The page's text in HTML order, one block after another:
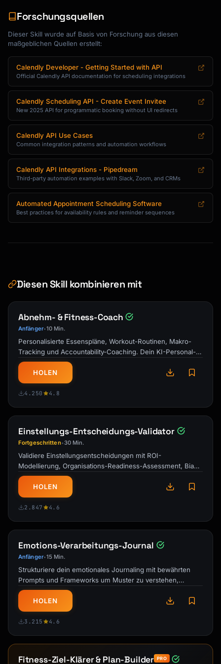
to our call!"
    },
    {
      "id": "consultation",
      "name": "60-Minute Consultation",
      "duration": 60,
      "description": "In-depth strategy
session",
      "color": "#2196F3",
      "location": "Google Meet",
      "price": 150,
      "questions": [
        {"type": "text", "label": "Company
name", "required": true},
"Describe your project", "required": true},
25k", "$25k+"]}
      ]
## Reminder Sequences
```yaml
reminderSequence:
  - trigger: "booking_confirmed"
    delay: 0
    channel: email
    template: confirmation
    delay: -24h
    template: reminder_24h
  - trigger: "before_event"
    delay: -1h
    channel: sms
    template: reminder_1h
  - trigger: "after_event"
    delay: +1h
    template: followup
```
### Email Templates
**Confirmation Email:**
```
Subject: Confirmed: {{event_name}} with
Forschungsquellen
Dieser Skill wurde auf Basis von Forschung aus diesen
maßgeblichen Quellen erstellt:
Calendly Developer - Getting Started with API
Official Calendly API documentation for scheduling integrations
Calendly Scheduling API - Create Event Invitee
New 2025 API for programmatic booking without UI redirects
Calendly API Use Cases
Common integration patterns and automation workflows
Calendly API Integrations - Pipedream
Third-party automation examples with Slack, Zoom, and CRMs
Automated Appointment Scheduling Software
Best practices for availability rules and reminder sequences
Diesen Skill kombinieren mit
Abnehm- & Fitness-Coach
Anfänger•10 Min.
Personalisierte Essenspläne, Workout-Routinen, Makro-
Tracking und Accountability-Coaching. Dein KI-Personal-
Trainer und Ernährungsberater …
HOLEN
4.250 4.8
Einstellungs-Entscheidungs-Validator
Fortgeschritten•30 Min.
Validiere Einstellungsentscheidungen mit ROI-
Modellierung, Organisations-Readiness-Assessment, Bias-
Erkennung und Risikoanalyse bevor du …
HOLEN
2.847 4.6
Emotions-Verarbeitungs-Journal
Anfänger•15 Min.
Strukturiere dein emotionales Journaling mit bewährten
Prompts und Frameworks um Muster zu verstehen,
schwierige Gefühle zu verarbeiten und …
HOLEN
3.215 4.6
Fitness-Ziel-Klärer & Plan-Builder PRO